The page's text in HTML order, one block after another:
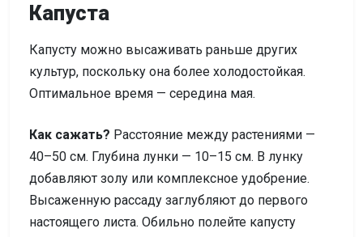
Капуста
Капусту можно высаживать раньше других
культур, поскольку она более холодостойкая.
Оптимальное время — середина мая.
Как сажать? Расстояние между растениями —
40–50 см. Глубина лунки — 10–15 см. В лунку
добавляют золу или комплексное удобрение.
Высаженную рассаду заглубляют до первого
настоящего листа. Обильно полейте капусту